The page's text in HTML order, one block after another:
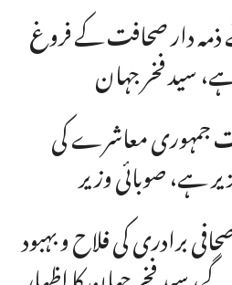
دار صحافت کے فروغ
سید فخر جہان
جمہوری معاشرے کی
ہے، صوبائی وزیر
برادری کی فلاح و بہبود